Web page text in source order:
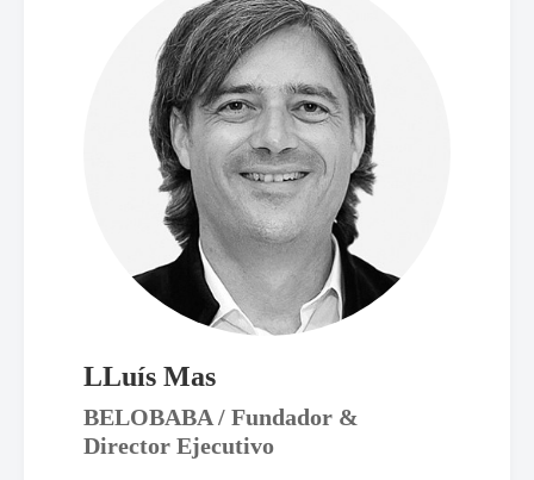
LLuís Mas
BELOBABA / Fundador &
Director Ejecutivo